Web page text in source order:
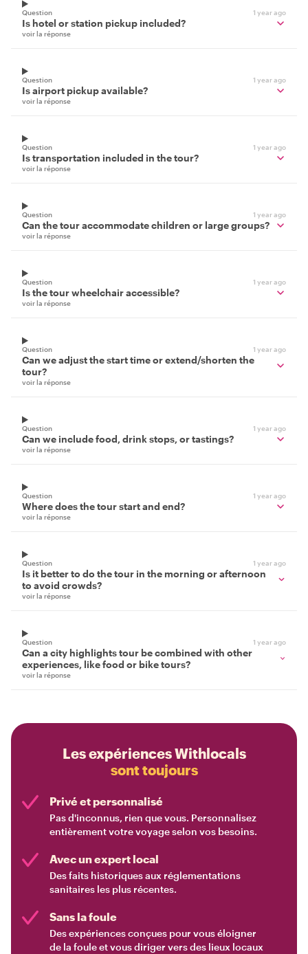
Question 1 year ago
Is hotel or station pickup included?
voir la réponse
Question 1 year ago
Is airport pickup available?
voir la réponse
Question 1 year ago
Is transportation included in the tour?
voir la réponse
Question 1 year ago
Can the tour accommodate children or large groups?
voir la réponse
Question 1 year ago
Is the tour wheelchair accessible?
voir la réponse
Question 1 year ago
Can we adjust the start time or extend/shorten the
tour?
voir la réponse
Question 1 year ago
Can we include food, drink stops, or tastings?
voir la réponse
Question 1 year ago
Where does the tour start and end?
voir la réponse
Question 1 year ago
Is it better to do the tour in the morning or afternoon
to avoid crowds?
voir la réponse
Question 1 year ago
Can a city highlights tour be combined with other
experiences, like food or bike tours?
voir la réponse
Les expériences Withlocals
sont toujours
Privé et personnalisé
Pas d'inconnus, rien que vous. Personnalisez
entièrement votre voyage selon vos besoins.
Avec un expert local
Des faits historiques aux réglementations
sanitaires les plus récentes.
Sans la foule
Des expériences conçues pour vous éloigner
de la foule et vous diriger vers des lieux locaux